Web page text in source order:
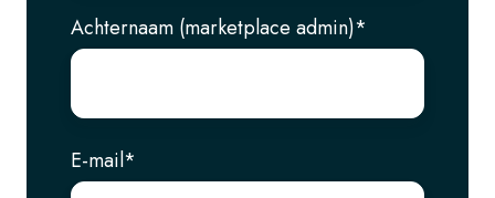
Achternaam (marketplace admin)*
E-mail*